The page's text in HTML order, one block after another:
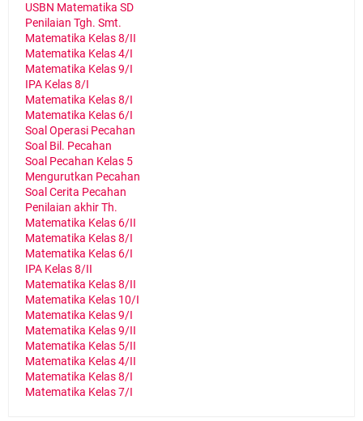
USBN Matematika SD
Penilaian Tgh. Smt.
Matematika Kelas 8/II
Matematika Kelas 4/I
Matematika Kelas 9/I
IPA Kelas 8/I
Matematika Kelas 8/I
Matematika Kelas 6/I
Soal Operasi Pecahan
Soal Bil. Pecahan
Soal Pecahan Kelas 5
Mengurutkan Pecahan
Soal Cerita Pecahan
Penilaian akhir Th.
Matematika Kelas 6/II
Matematika Kelas 8/I
Matematika Kelas 6/I
IPA Kelas 8/II
Matematika Kelas 8/II
Matematika Kelas 10/I
Matematika Kelas 9/I
Matematika Kelas 9/II
Matematika Kelas 5/II
Matematika Kelas 4/II
Matematika Kelas 8/I
Matematika Kelas 7/I